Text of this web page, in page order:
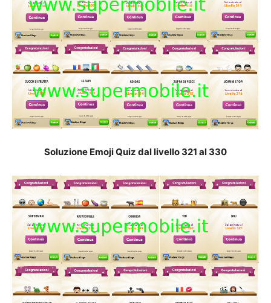
Soluzione Emoji Quiz dal livello 321 al 330